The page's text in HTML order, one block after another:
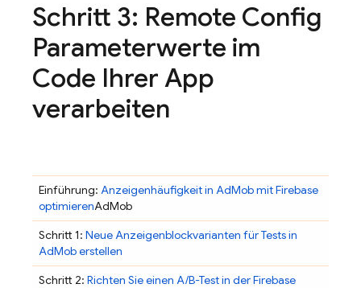
Schritt 3: Remote Config
Parameterwerte im
Code Ihrer App
verarbeiten
Einführung: Anzeigenhäufigkeit in AdMob mit Firebase
optimierenAdMob
Schritt 1: Neue Anzeigenblockvarianten für Tests in
AdMoberstellen
Schritt 2: Richten Sie einen A/B-Test in derFirebase